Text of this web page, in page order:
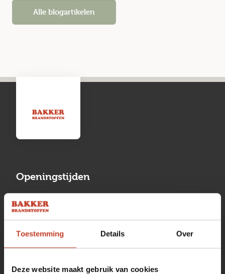
Toestemming Details Over
Deze website maakt gebruik van cookies
Alle blogartikelen
Openingstijden
Maandag
Woensdag
Donderdag
08:00 tot 17:00